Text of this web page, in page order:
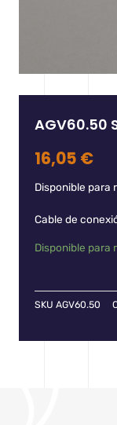
AGV60.50
16,05 €
Disponible para
Cable de
Disponible para
SKU AGV60.50